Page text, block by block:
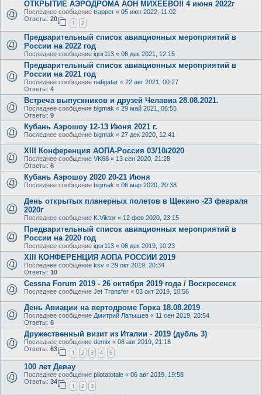
ОТКРЫТИЕ АЭРОДРОМА АОН МИХЕЕВО!! 4 июня 2022г
Последнее сообщение trapper « 05 июн 2022, 11:02
Ответы: 20
1 2
Предварительный список авиационных мероприятий в
России на 2022 год
Последнее сообщение igor113 « 06 дек 2021, 12:15
Предварительный список авиационных мероприятий в
России на 2021 год
Последнее сообщение nafigatar « 22 авг 2021, 00:27
Ответы: 4
Встреча выпускников и друзей Челавиа 28.08.2021.
Последнее сообщение bigmak « 29 май 2021, 06:55
Ответы: 9
Кубань Аэрошоу 12-13 Июня 2021 г.
Последнее сообщение bigmak « 27 дек 2020, 12:41
XIII Конференция АОПА-Россия 03/10/2020
Последнее сообщение VK68 « 13 сен 2020, 21:28
Ответы: 6
Кубань Аэрошоу 2020 20-21 Июня
Последнее сообщение bigmak « 06 мар 2020, 20:38
День открытых планерных полетов в Щекино -23 февраля
2020г
Последнее сообщение K.Viktor « 12 фев 2020, 23:15
Предварительный список авиационных мероприятий в
России на 2020 год
Последнее сообщение igor113 « 06 дек 2019, 10:23
XIII КОНФЕРЕНЦИЯ АОПА РОССИИ 2019
Последнее сообщение ksv « 29 окт 2019, 20:34
Ответы: 10
Cessna Forum 2019 - 26 октября 2019 года / Воскресенск
Последнее сообщение Jet Transfer « 03 окт 2019, 10:56
День Авиации на вертодроме Горка 18.08.2019
Последнее сообщение Дмитрий Латышев « 11 сен 2019, 20:54
Ответы: 6
Дружественный визит из Италии - 2019 (дубль 3)
Последнее сообщение demix « 08 авг 2019, 21:18
Ответы: 63
1 2 3 4 5
100 лет Девау
Последнее сообщение pilotatotale « 06 авг 2019, 19:58
Ответы: 34
1 2 3